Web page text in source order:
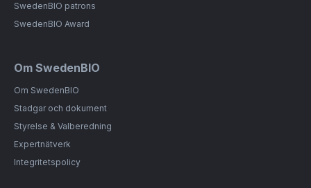
SwedenBIO patrons
SwedenBIO Award
Om SwedenBIO
Om SwedenBIO
Stadgar och dokument
Styrelse & Valberedning
Expertnätverk
Integritetspolicy